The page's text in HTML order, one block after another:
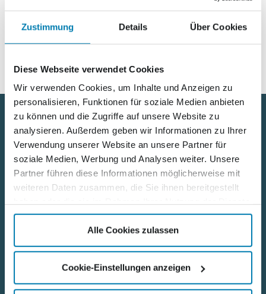
Zustimmung Details Über Cookies
Diese Webseite verwendet Cookies
Wir verwenden Cookies, um Inhalte und Anzeigen zu
personalisieren, Funktionen für soziale Medien anbieten
zu können und die Zugriffe auf unsere Website zu
analysieren. Außerdem geben wir Informationen zu Ihrer
Verwendung unserer Website an unsere Partner für
soziale Medien, Werbung und Analysen weiter. Unsere
Partner führen diese Informationen möglicherweise mit
weiteren Daten zusammen, die Sie ihnen bereitgestellt
gesammelt haben.
Alle Cookies zulassen
Cookie-Einstellungen anzeigen
bringts.definden Interessenten alles übersichtlich und
detailliert aufbereitet.
Nützliche Links
Karriere
Impressum